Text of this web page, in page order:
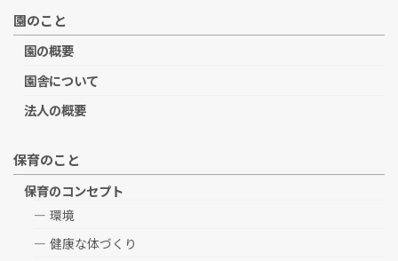
園のこと
園の概要
園舎について
法人の概要
保育のこと
保育のコンセプト
環境
健康な体づくり